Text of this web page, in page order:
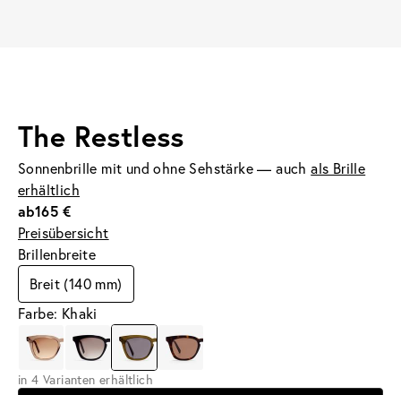
The Restless
Sonnenbrille mit und ohne Sehstärke — auchals Brille
erhältlich
ab165 €
Preisübersicht
Brillenbreite
Breit (140 mm)
Farbe: Khaki
in 4 Varianten erhältlich